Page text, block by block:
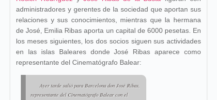
administradores y gerentes de la sociedad que aportan sus
relaciones y sus conocimientos, mientras que la hermana
de José, Emilia Ribas aporta un capital de 6000 pesetas. En
los meses siguientes, los dos socios siguen sus actividades
en las islas Baleares donde José Ribas aparece como
representante del Cinematógrafo Balear:
Ayer tarde salió para Barcelona don José Ribas,
representante del Cinematógrafo Balear con el